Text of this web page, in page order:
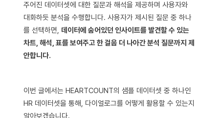
주어진 데이터셋에 대한 질문과 해석을 제공하며 사용자와
대화하듯 분석을 수행합니다. 사용자가 제시된 질문 중 하나
를 선택하면, 데이터에 숨어있던 인사이트를 발견할 수 있는
차트, 해석, 표를 보여주고 한 걸음 더 나아간 분석 질문까지 제
안합니다.
이번 글에서는 HEARTCOUNT의 샘플 데이터셋 중 하나인
HR 데이터셋을 통해, 다이얼로그를 어떻게 활용할 수 있는지
알아보겠습니다.